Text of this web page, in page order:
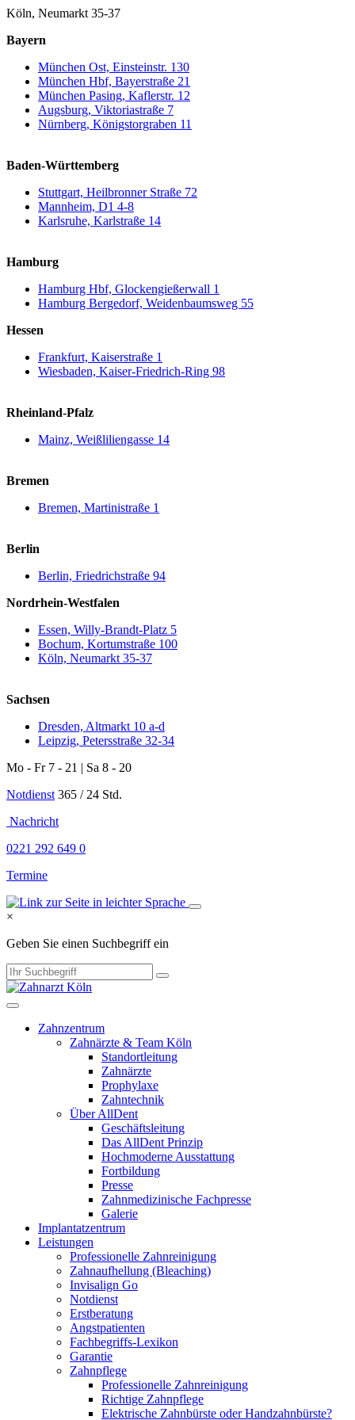
Köln, Neumarkt 35-37
Bayern
München Ost, Einsteinstr. 130
München Hbf, Bayerstraße 21
München Pasing, Kaflerstr. 12
Augsburg, Viktoriastraße 7
Nürnberg, Königstorgraben 11
Baden-Württemberg
Stuttgart, Heilbronner Straße 72
Mannheim, D1 4-8
Karlsruhe, Karlstraße 14
Hamburg
Hamburg Hbf, Glockengießerwall 1
Hamburg Bergedorf, Weidenbaumsweg 55
Hessen
Frankfurt, Kaiserstraße 1
Wiesbaden, Kaiser-Friedrich-Ring 98
Rheinland-Pfalz
Mainz, Weißliliengasse 14
Bremen
Bremen, Martinistraße 1
Berlin
Berlin, Friedrichstraße 94
Nordrhein-Westfalen
Essen, Willy-Brandt-Platz 5
Bochum, Kortumstraße 100
Köln, Neumarkt 35-37
Sachsen
Dresden, Altmarkt 10 a-d
Leipzig, Petersstraße 32-34
Mo - Fr 7 - 21 | Sa 8 - 20
Notdienst 365 / 24 Std.
Nachricht
0221 292 649 0
Termine
×
Geben Sie einen Suchbegriff ein
Zahnzentrum
Zahnärzte & Team Köln
Standortleitung
Zahnärzte
Prophylaxe
Zahntechnik
Über AllDent
Geschäftsleitung
Das AllDent Prinzip
Hochmoderne Ausstattung
Fortbildung
Presse
Zahnmedizinische Fachpresse
Galerie
Implantatzentrum
Leistungen
Professionelle Zahnreinigung
Zahnaufhellung (Bleaching)
Invisalign Go
Notdienst
Erstberatung
Angstpatienten
Fachbegriffs-Lexikon
Garantie
Zahnpflege
Professionelle Zahnreinigung
Richtige Zahnpflege
Elektrische Zahnbürste oder Handzahnbürste?